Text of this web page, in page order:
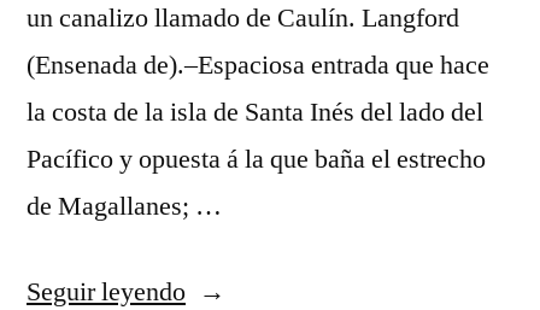
un canalizo llamado de Caulín. Langford
(Ensenada de).–Espaciosa entrada que hace
la costa de la isla de Santa Inés del lado del
Pacífico y opuesta á la que baña el estrecho
de Magallanes; …
Seguir leyendo«nigeria